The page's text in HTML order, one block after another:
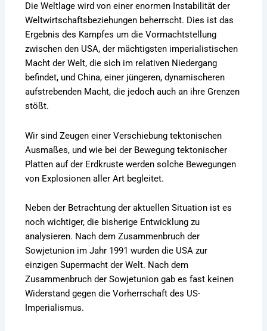
Die Weltlage wird von einer enormen Instabilität der
Weltwirtschaftsbeziehungen beherrscht. Dies ist das
Ergebnis des Kampfes um die Vormachtstellung
zwischen den USA, der mächtigsten imperialistischen
Macht der Welt, die sich im relativen Niedergang
befindet, und China, einer jüngeren, dynamischeren
aufstrebenden Macht, die jedoch auch an ihre Grenzen
stößt.
Wir sind Zeugen einer Verschiebung tektonischen
Ausmaßes, und wie bei der Bewegung tektonischer
Platten auf der Erdkruste werden solche Bewegungen
von Explosionen aller Art begleitet.
Neben der Betrachtung der aktuellen Situation ist es
noch wichtiger, die bisherige Entwicklung zu
analysieren. Nach dem Zusammenbruch der
Sowjetunion im Jahr 1991 wurden die USA zur
einzigen Supermacht der Welt. Nach dem
Zusammenbruch der Sowjetunion gab es fast keinen
Widerstand gegen die Vorherrschaft des US-
Imperialismus.